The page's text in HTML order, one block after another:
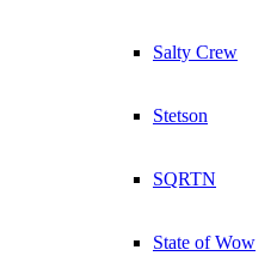
Salty Crew
Stetson
SQRTN
State of Wow